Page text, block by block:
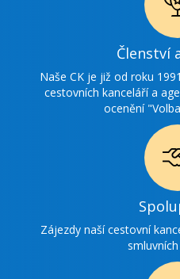
Členství
Naše CK je již od roku
cestovních kanceláří a
ocenění
Zájezdy naší cestovní